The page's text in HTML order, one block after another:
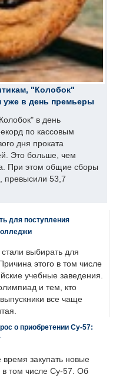
"Колобок"
уже в день премьеры
в день
по кассовым
дня проката
Это больше, чем
При этом общие сборы
превысили 53,7
для поступления
выбирать для
этого в том числе
учебные заведения.
и тем, кто
все чаще
о приобретении Су-57:
закупать новые
в том числе Су-57. Об